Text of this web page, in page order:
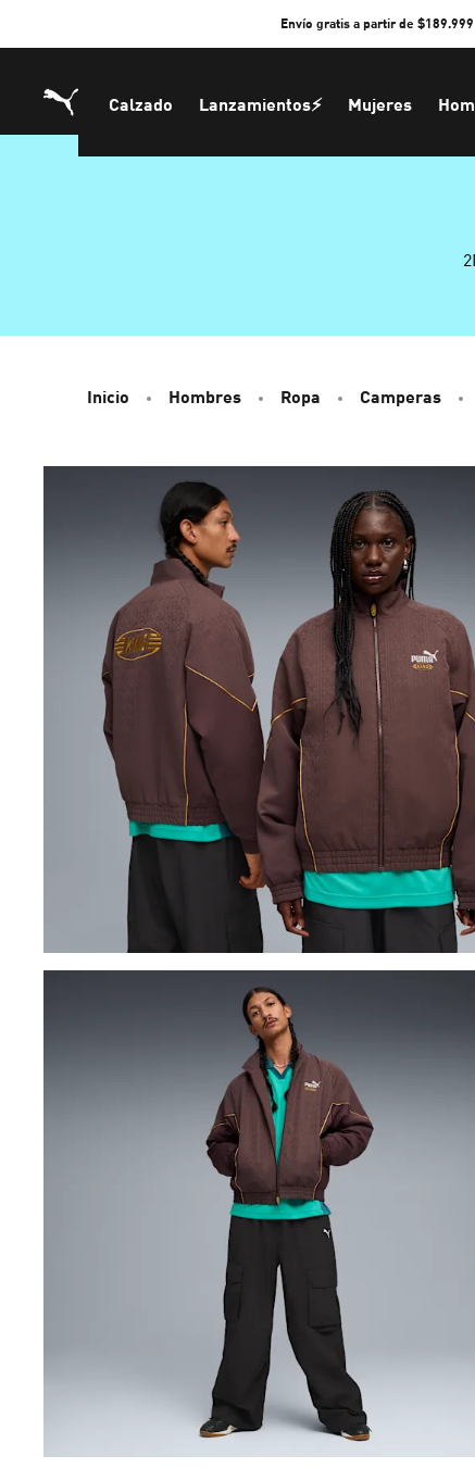
Envío gratis a partir de $189.999
Calzado Lanzamientos⚡ Mujeres
Inicio Hombres Ropa Camperas